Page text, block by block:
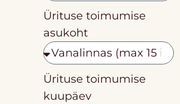
Ürituse toimumise
asukoht
Ürituse toimumise
kuupäev